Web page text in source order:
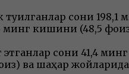
туғилганлар сони
минг кишини (48,5
этганлар сони 41,4
ва шаҳар